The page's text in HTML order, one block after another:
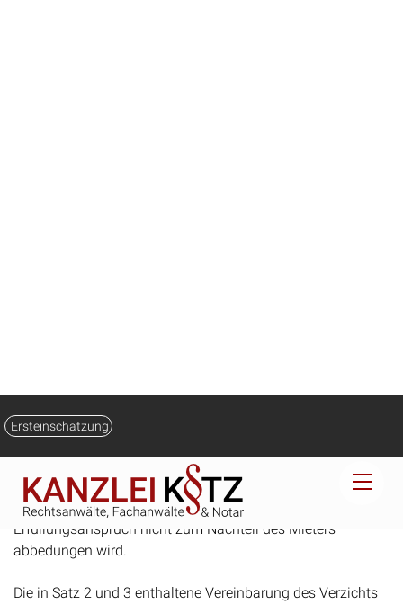
Keiner Entscheidung mehr bedarf die Frage, ob die Klausel
wofür die Erwägung spricht, daß der Schutzzweck des §
537 Abs. 3 nur erhalten werden kann, wenn der der
Gewährleistungshaftung zugrundeliegende primäre
Erfüllungsanspruch nicht zum Nachteil des Mieters
abbedungen wird.
Die in Satz 2 und 3 enthaltene Vereinbarung des Verzichts